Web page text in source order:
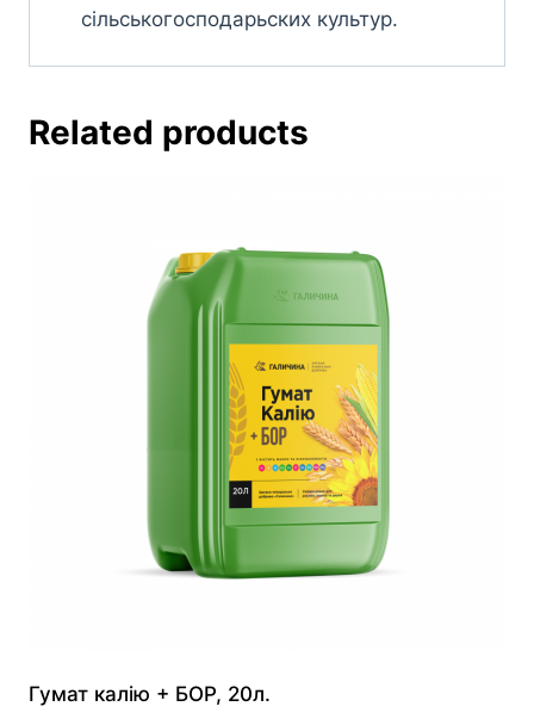
сільськогосподарьских культур.
Related products
Гумат калію + БОР, 20л.